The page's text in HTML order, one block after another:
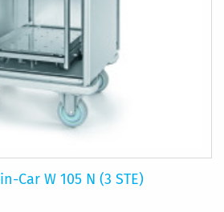
Car W 105 N (3 STE)